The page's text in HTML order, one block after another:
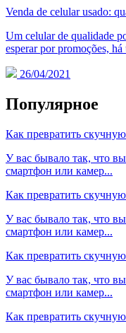
Venda de celular usado:
Um celular de qualidade
esperar por promoções, há
26/04/2021
Популярное
Как превратить
У вас бывало так, что
смартфон или камер...
Как превратить
У вас бывало так, что
смартфон или камер...
Как превратить
У вас бывало так, что
смартфон или камер...
Как превратить